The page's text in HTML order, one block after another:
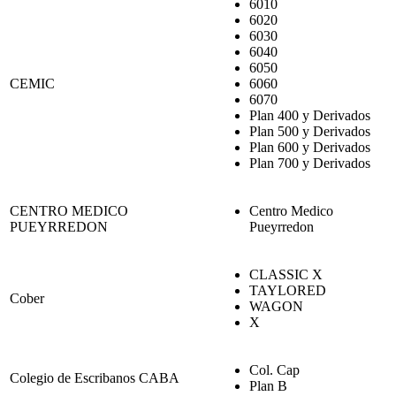
CEMIC
6010
6020
6030
6040
6050
6060
6070
Plan 400 y Derivados
Plan 500 y Derivados
Plan 600 y Derivados
Plan 700 y Derivados
CENTRO MEDICO
PUEYRREDON
Centro Medico
Pueyrredon
Cober
CLASSIC X
TAYLORED
WAGON
X
Colegio de Escribanos CABA
Col. Cap
Plan B